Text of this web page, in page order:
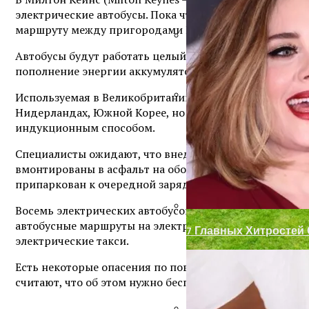
Входная
Декор Для Участка
7 Главных
электрические автобусы. Пока что их всего восемь,
маршруту между пригородами Волвертон (Wolverton)
Автобусы будут работать целый день,
пополнение энергии аккумуляторов, система сможет
Используемая в Великобритании индукционная
Нидерландах, Южной Корее, но только в Южной Корее
индукционным способом.
Специалисты ожидают, что внедрение проекта
вмонтированы в асфальт на обоих концах маршрута
припаркован к очередной зарядной станции и шасси
Восемь электрических автобусов – это только
автобусные маршруты на электричество. Также
электрические такси.
Есть некоторые опасения по поводу вредного
считают, что об этом нужно беспокоиться, только